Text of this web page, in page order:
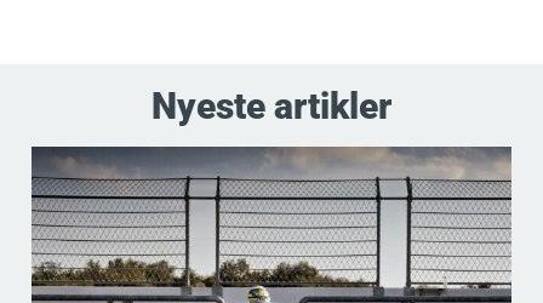
Nyeste artikler